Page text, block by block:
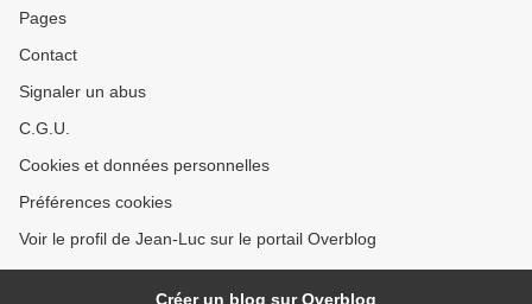
Pages
Contact
Signaler un abus
C.G.U.
Cookies et données personnelles
Préférences cookies
Voir le profil de Jean-Luc sur le portail Overblog
Créer un blog sur Overblog